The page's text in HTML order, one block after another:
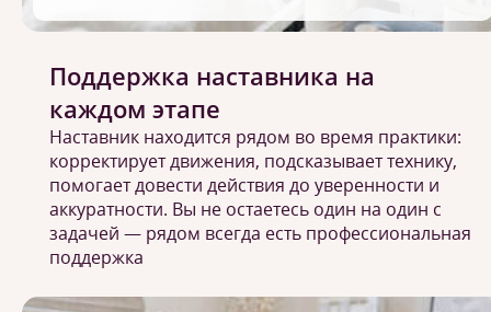
Поддержка наставника на
каждом этапе
Наставник находится рядом во время практики:
корректирует движения, подсказывает технику,
помогает довести действия до уверенности и
аккуратности. Вы не остаетесь один на один с
задачей — рядом всегда есть профессиональная
поддержка